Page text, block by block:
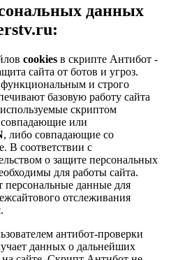
данных
cookies в скрипте Антибот -
сайта от ботов и угроз.
и строго
базовую работу сайта
скриптом
или
, либо совпадающие со
В соответствии с
о защите персональных
для работы сайта.
персональные данные для
отслеживания
антибот-проверки
данных о дальнейших